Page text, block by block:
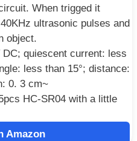
When trigged it
ultrasonic pulses and
object.
quiescent current: less
less than 15°; distance:
0. 3 cm~
HC-SR04 with a little
Amazon